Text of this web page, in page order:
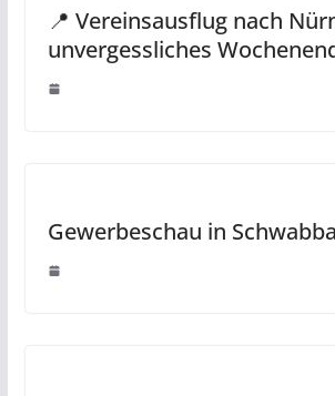
📍 Vereinsausflug nach
unvergessliches
Gewerbeschau in